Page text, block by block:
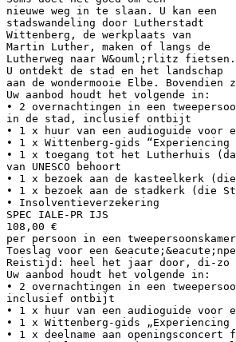
nieuwe weg in te slaan. U kan een
stadswandeling door Lutherstadt
Wittenberg, de werkplaats van
Martin Luther, maken of langs de
Lutherweg naar W&ouml;rlitz fietsen.
U ontdekt de stad en het landschap
aan de wondermooie Elbe.
Uw aanbod houdt het volgende in:
• 2 overnachtingen in een
in de stad, inclusief ontbijt
• 1 x huur van een audioguide voor
• 1 x Wittenberg-gids
• 1 x toegang tot het Lutherhuis
van UNESCO behoort
• 1 x bezoek aan de kasteelkerk
• 1 x bezoek aan de stadkerk (die
• Insolventieverzekering
SPEC IALE-PR IJS
108,00 €
per persoon in een tweepersoonskamer
Toeslag voor een
Reistijd: heel het jaar door, di-zo
Uw aanbod houdt het volgende in:
• 2 overnachtingen in een
inclusief ontbijt
• 1 x huur van een audioguide voor
• 1 x Wittenberg-gids
• 1 x deelname aan openingsconcert